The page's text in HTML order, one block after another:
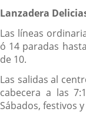
Lanzadera
Las líneas
ó 14 paradas
de 10.
Las salidas al
cabecera a las
Sábados, festivos